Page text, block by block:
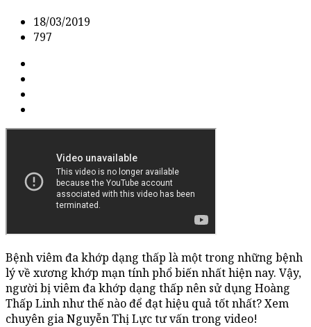
18/03/2019
797
Bệnh viêm đa khớp dạng thấp là một trong những bệnh
lý về xương khớp mạn tính phổ biến nhất hiện nay. Vậy,
người bị viêm đa khớp dạng thấp nên sử dụng Hoàng
Thấp Linh như thế nào để đạt hiệu quả tốt nhất? Xem
chuyên gia Nguyễn Thị Lực tư vấn trong video!